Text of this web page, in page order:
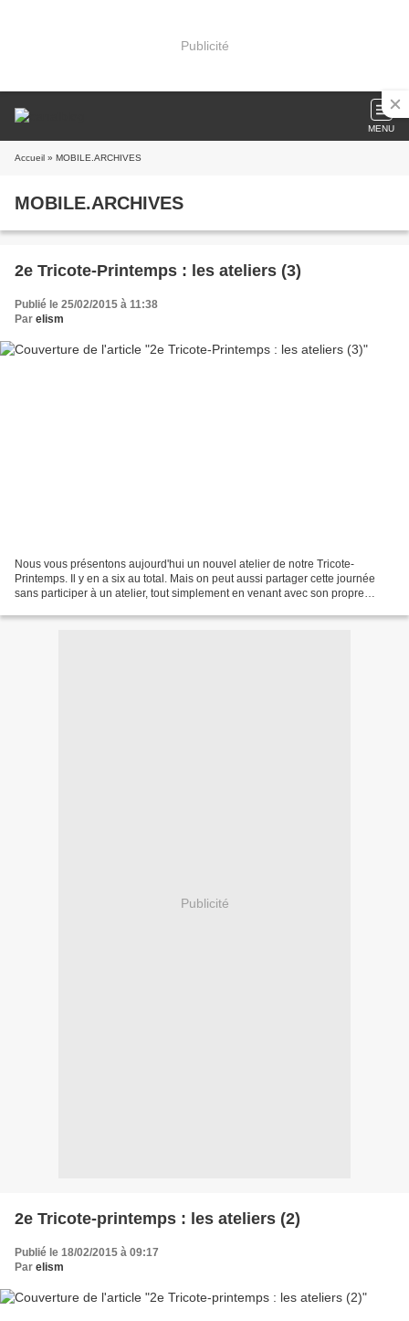
Publicité
MENU
Accueil » MOBILE.ARCHIVES
MOBILE.ARCHIVES
2e Tricote-Printemps : les ateliers (3)
Publié le 25/02/2015 à 11:38
Par elism
Nous vous présentons aujourd'hui un nouvel atelier de notre Tricote-
Printemps. Il y en a six au total. Mais on peut aussi partager cette journée
sans participer à un atelier, tout simplement en venant avec son propre
Publicité
2e Tricote-printemps : les ateliers (2)
Publié le 18/02/2015 à 09:17
Par elism